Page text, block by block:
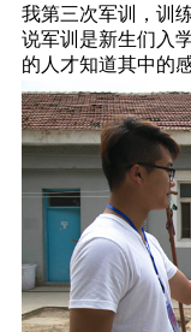
我第三次军训，训
说军训是新生们入
的人才知道其中的感